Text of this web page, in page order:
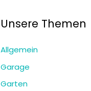
Unsere Themen
Allgemein
Garage
Garten